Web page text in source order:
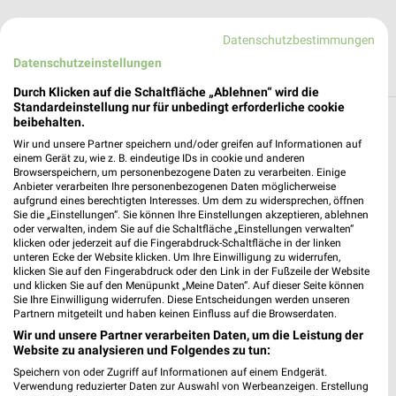
Reisen & Tourismus Angebote und Prospekte
für Breitenbrunn
3 Prospekte
Kaufland Netto Marken-Discount
Datenschutzbestimmungen
Datenschutzeinstellungen
Durch Klicken auf die Schaltfläche „Ablehnen“ wird die
Standardeinstellung nur für unbedingt erforderliche cookie
beibehalten.
Wir und unsere Partner speichern und/oder greifen auf Informationen auf
einem Gerät zu, wie z. B. eindeutige IDs in cookie und anderen
Browserspeichern, um personenbezogene Daten zu verarbeiten. Einige
Anbieter verarbeiten Ihre personenbezogenen Daten möglicherweise
aufgrund eines berechtigten Interesses. Um dem zu widersprechen, öffnen
Sie die „Einstellungen“. Sie können Ihre Einstellungen akzeptieren, ablehnen
oder verwalten, indem Sie auf die Schaltfläche „Einstellungen verwalten“
klicken oder jederzeit auf die Fingerabdruck-Schaltfläche in der linken
unteren Ecke der Website klicken. Um Ihre Einwilligung zu widerrufen,
klicken Sie auf den Fingerabdruck oder den Link in der Fußzeile der Website
und klicken Sie auf den Menüpunkt „Meine Daten“. Auf dieser Seite können
Sie Ihre Einwilligung widerrufen. Diese Entscheidungen werden unseren
Partnern mitgeteilt und haben keinen Einfluss auf die Browserdaten.
Wir und unsere Partner verarbeiten Daten, um die Leistung der
Website zu analysieren und Folgendes zu tun:
Speichern von oder Zugriff auf Informationen auf einem Endgerät.
Verwendung reduzierter Daten zur Auswahl von Werbeanzeigen. Erstellung